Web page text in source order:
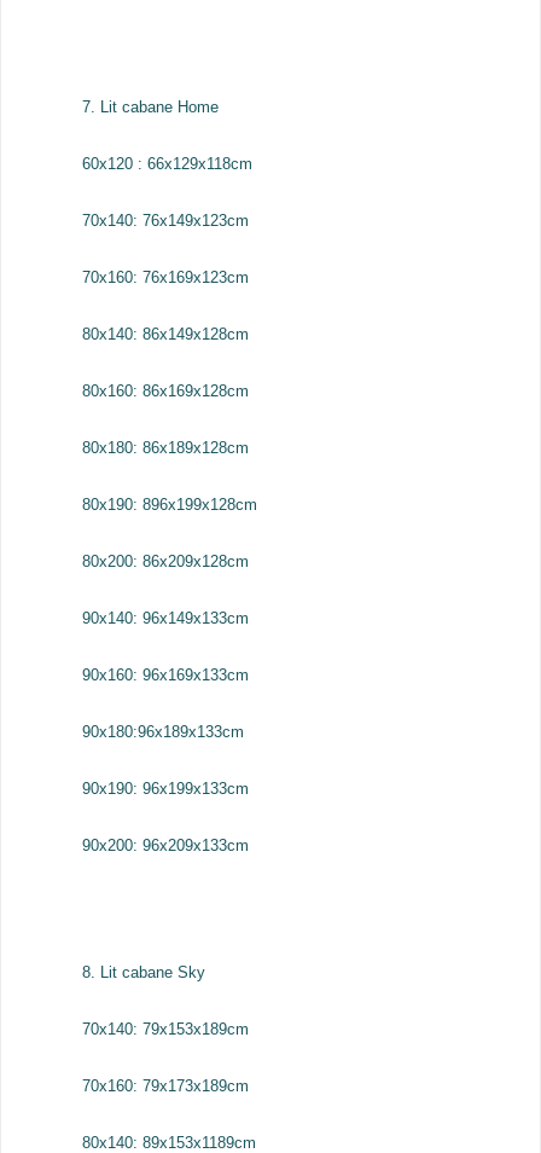
7. Lit cabane Home
60x120 : 66x129x118cm
70x140: 76x149x123cm
70x160: 76x169x123cm
80x140: 86x149x128cm
80x160: 86x169x128cm
80x180: 86x189x128cm
80x190: 896x199x128cm
80x200: 86x209x128cm
90x140: 96x149x133cm
90x160: 96x169x133cm
90x180:96x189x133cm
90x190: 96x199x133cm
90x200: 96x209x133cm
8. Lit cabane Sky
70x140: 79x153x189cm
70x160: 79x173x189cm
80x140: 89x153x1189cm